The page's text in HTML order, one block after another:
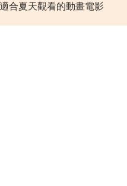
合夏天觀看的動畫電影